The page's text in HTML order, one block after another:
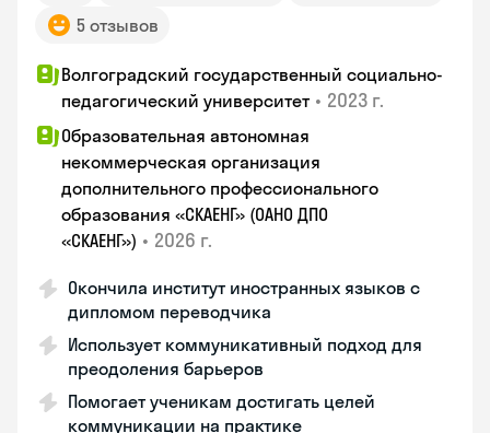
5 отзывов
Волгоградский государственный социально-
педагогический университет • 2023 г.
Образовательная автономная
некоммерческая организация
дополнительного профессионального
образования «СКАЕНГ» (ОАНО ДПО
«СКАЕНГ») • 2026 г.
Окончила институт иностранных языков с
дипломом переводчика
Использует коммуникативный подход для
преодоления барьеров
Помогает ученикам достигать целей
коммуникации на практике